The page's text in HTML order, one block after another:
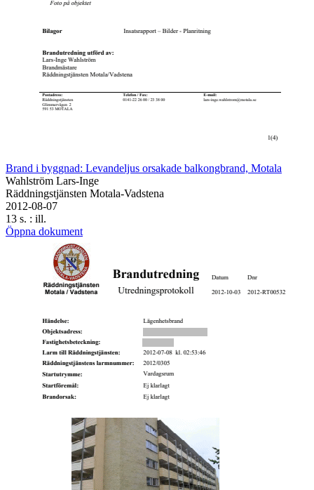
Brand i byggnad: Levandeljus orsakade balkongbrand, Motala
Wahlström Lars-Inge
Räddningstjänsten Motala-Vadstena
2012-08-07
13 s. : ill.
Öppna dokument